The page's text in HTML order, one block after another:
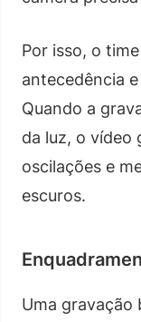
Por isso, o
antecedência
Quando a
da luz, o vídeo
oscilações e
escuros.
Uma gravação